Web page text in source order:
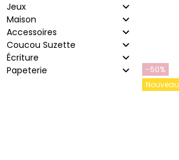
-50%
Nouveau
Jeux
Maison
Accessoires
Coucou Suzette
Écriture
Papeterie